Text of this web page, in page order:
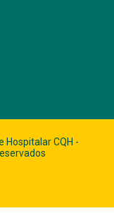
Hospitalar CQH -